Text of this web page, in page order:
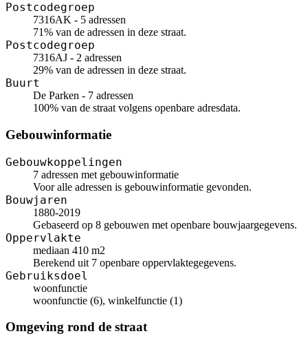
Postcodegroep
7316AK - 5 adressen
71% van de adressen in deze straat.
Postcodegroep
7316AJ - 2 adressen
29% van de adressen in deze straat.
Buurt
De Parken - 7 adressen
100% van de straat volgens openbare adresdata.
Gebouwinformatie
Gebouwkoppelingen
7 adressen met gebouwinformatie
Voor alle adressen is gebouwinformatie gevonden.
Bouwjaren
1880-2019
Gebaseerd op 8 gebouwen met openbare bouwjaargegevens.
Oppervlakte
mediaan 410 m2
Berekend uit 7 openbare oppervlaktegegevens.
Gebruiksdoel
woonfunctie
woonfunctie (6), winkelfunctie (1)
Omgeving rond de straat